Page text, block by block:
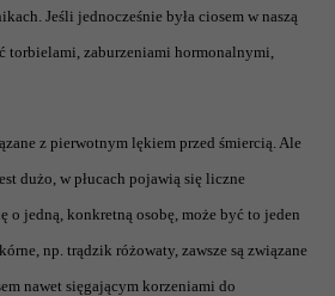
Jeśli jednocześnie była ciosem w naszą
torbielami, zaburzeniami hormonalnymi,
z pierwotnym lękiem przed śmiercią. Ale
dużo, w płucach pojawią się liczne
o jedną, konkretną osobę, może być to jeden
np. trądzik różowaty, zawsze są związane
nawet sięgającym korzeniami do